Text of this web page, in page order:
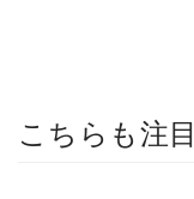
こちらも注目